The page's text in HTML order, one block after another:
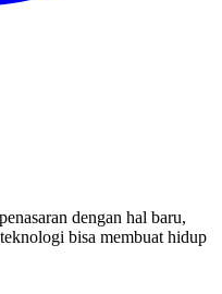
dengan hal baru,
bisa membuat hidup